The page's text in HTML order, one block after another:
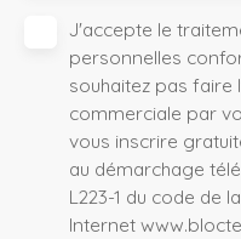
J'accepte le
personnelles
souhaitez pas
commerciale par
vous inscrire
au démarchage
L223-1 du code de
Internet